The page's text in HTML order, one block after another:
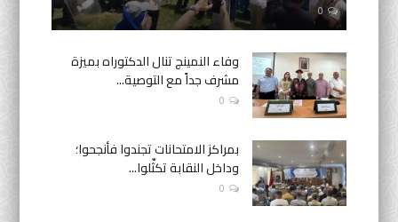
0
وفاء النمينج تنال الدكتوراه بميزة
مشرف جداً مع التوصية...
0
بمراكز الامتحانات تجندوا فأنجحوا؛
وداخل النقابة تكثّلوا...
0